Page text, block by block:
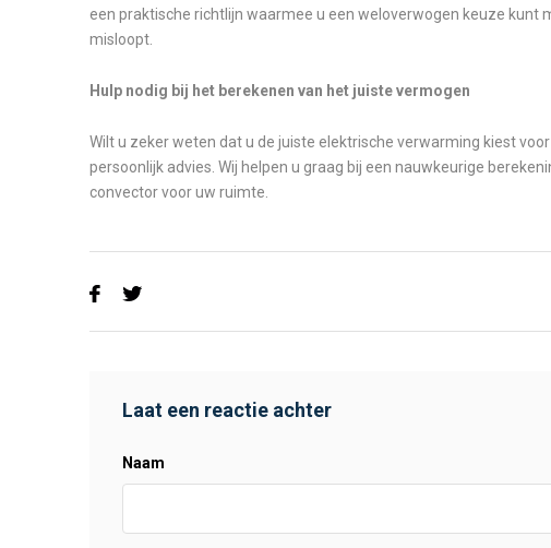
een praktische richtlijn waarmee u een weloverwogen keuze
misloopt.
Hulp nodig bij het berekenen van het juiste vermogen
Wilt u zeker weten dat u de juiste elektrische verwarming kiest
persoonlijk advies. Wij helpen u graag bij een nauwkeurige
convector voor uw ruimte.
Laat een reactie achter
Naam